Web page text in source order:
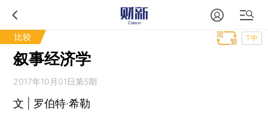
比较 T中
叙事经济学
2017年10月01日第5期
文 | 罗伯特·希勒